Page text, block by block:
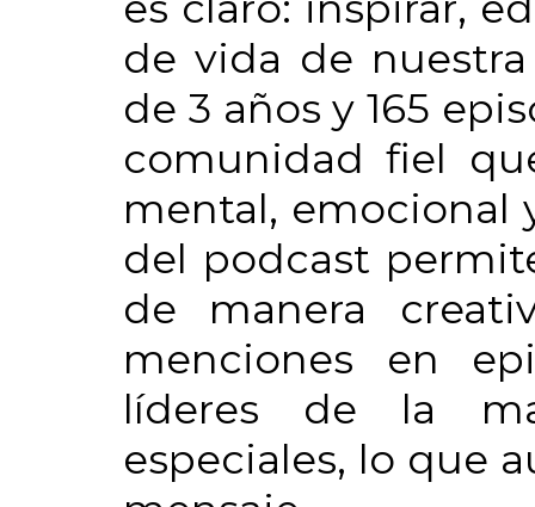
de vida de
de 3 años y 165
comunidad fiel
mental, emocional
del podcast
de manera
menciones en
líderes de la
especiales, lo que